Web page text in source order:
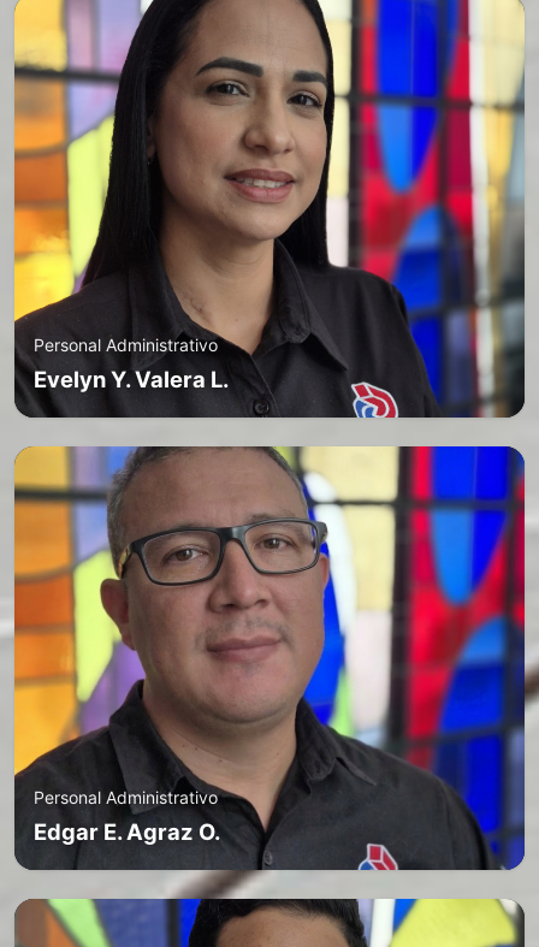
Personal Administrativo
Evelyn Y. Valera L.
Personal Administrativo
Edgar E. Agraz O.